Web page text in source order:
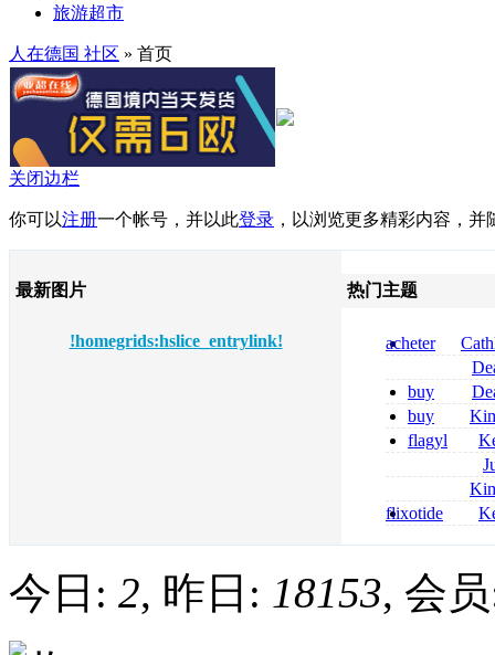
旅游超市
人在德国 社区 » 首页
关闭边栏
你可以注册一个帐号，并以此登录 ，以浏览更多精彩内容，
最新图片
!homegrids:hslice_entrylink!
热门主题
acheter
dapsone site
tizanidine
sans
buy
pregabalin
pregabalin
buy
zolpidem usa
flagyl
online
roxithromycin
sécurité
nolvadex
flixotide
今日: 2, 昨日: 18153, 会